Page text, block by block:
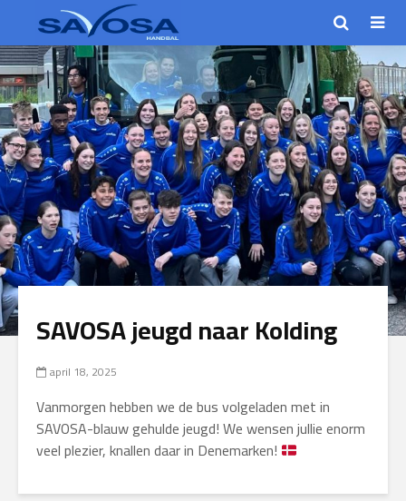
SAVOSA jeugd naar Kolding
april 18, 2025
Vanmorgen hebben we de bus volgeladen met in
SAVOSA-blauw gehulde jeugd! We wensen jullie enorm
veel plezier, knallen daar in Denemarken!